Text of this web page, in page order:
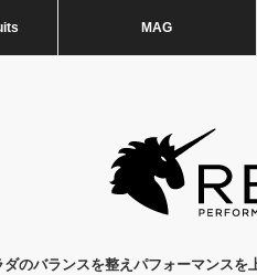
MAG
ダのバランスを整えパフォーマンス